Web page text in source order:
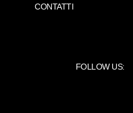
CONTATTI
FOLLOW US: